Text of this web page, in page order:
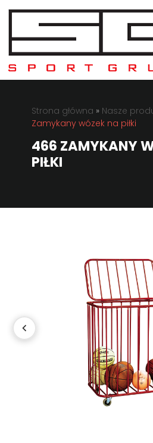
Strona główna » Nasze
Zamykany wózek na piłki
466 ZAMYKANY
PIŁKI